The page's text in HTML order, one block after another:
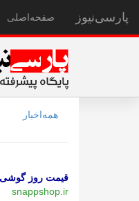
پارسی‌نیوز صفحه‌اصلی
همه‌اخبار
قیمت روز گوشی
snappshop.ir